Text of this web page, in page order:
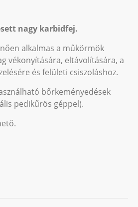
nagy karbidfej.
alkalmas a műkörmök
vékonyítására, eltávolítására, a
és felületi csiszoláshoz.
bőrkeményedések
pedikűrös géppel).